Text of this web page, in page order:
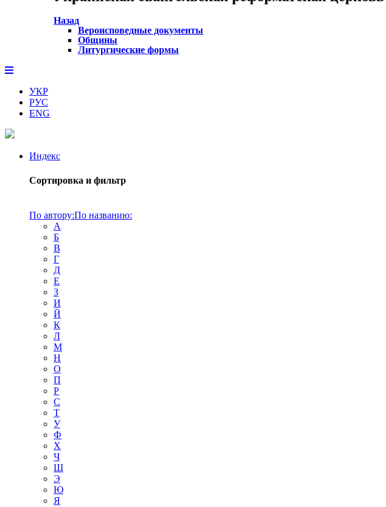
Назад
Вероисповедные документы
Общины
Литургические формы
УКР
РУС
ENG
Индекс
Сортировка и фильтр
По автору:По названию:
А
Б
В
Г
Д
Е
З
И
Й
К
Л
М
Н
О
П
Р
С
Т
У
Ф
Х
Ч
Ш
Э
Ю
Я